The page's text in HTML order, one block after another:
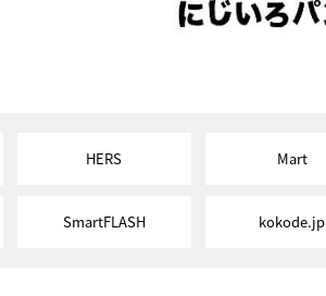
HERS Mart
SmartFLASH kokode.jp